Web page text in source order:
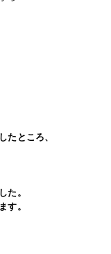
たところ、
た。
す。